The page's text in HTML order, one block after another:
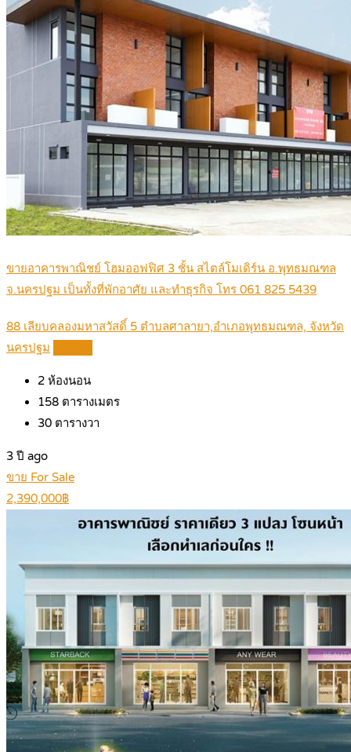
ขายอาคารพาณิชย์ โฮมออฟฟิศ 3 ชั้น สไตล์โมเดิร์น อ.พุทธมณฑล
จ.นครปฐม เป็นทั้งที่พักอาศัย และทำธุรกิจ โทร 061 825 5439
88 เลียบคลองมหาสวัสดิ์ 5 ตำบลศาลายา,อำเภอพุทธมณฑล, จังหวัด
นครปฐม
2 ห้องนอน
158 ตารางเมตร
30 ตารางวา
3 ปี ago
ขาย For Sale
2,390,000฿